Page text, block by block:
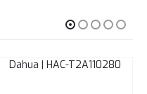
Dahua | HAC-T2A110280